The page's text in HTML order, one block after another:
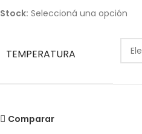
Stock: Seleccioná una opción
TEMPERATURA
Comparar